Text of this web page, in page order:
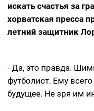
искать счастья за
хорватская пресса
летний защитник
- Да, это правда.
футболист. Ему
будущее. Не зря им